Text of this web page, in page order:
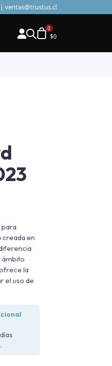
ventas@trustus.cl
$0
para
creada en
ámbito
la
el uso de